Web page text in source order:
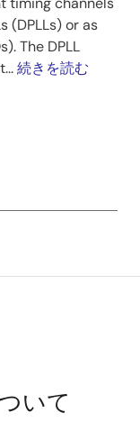
(DPLLs) or as
The DPLL
続きを読む
いて